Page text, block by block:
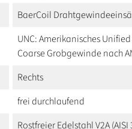
BaerCoil
UNC: Amerikanisches
Coarse Grobgewinde nach
Rechts
frei durchlaufend
Rostfreier Edelstahl V2A (AISI